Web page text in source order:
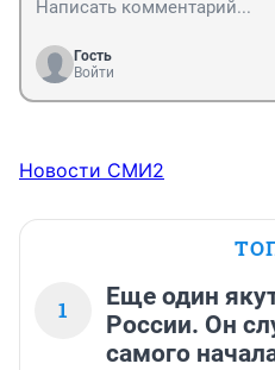
Гость
Войти
Новости СМИ2
1
Еще один
России. Он
самого